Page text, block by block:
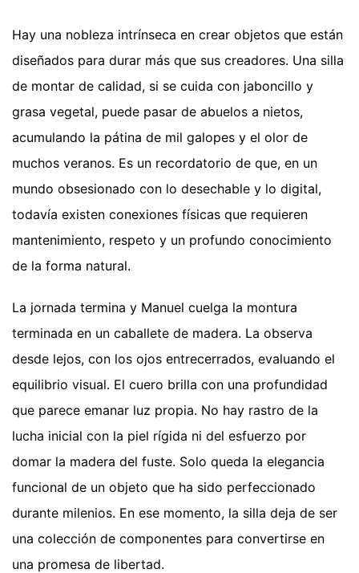
Hay una nobleza intrínseca en crear objetos que están
diseñados para durar más que sus creadores. Una silla
de montar de calidad, si se cuida con jaboncillo y
grasa vegetal, puede pasar de abuelos a nietos,
acumulando la pátina de mil galopes y el olor de
muchos veranos. Es un recordatorio de que, en un
mundo obsesionado con lo desechable y lo digital,
todavía existen conexiones físicas que requieren
mantenimiento, respeto y un profundo conocimiento
de la forma natural.
La jornada termina y Manuel cuelga la montura
terminada en un caballete de madera. La observa
desde lejos, con los ojos entrecerrados, evaluando el
equilibrio visual. El cuero brilla con una profundidad
que parece emanar luz propia. No hay rastro de la
lucha inicial con la piel rígida ni del esfuerzo por
domar la madera del fuste. Solo queda la elegancia
funcional de un objeto que ha sido perfeccionado
durante milenios. En ese momento, la silla deja de ser
una colección de componentes para convertirse en
una promesa de libertad.